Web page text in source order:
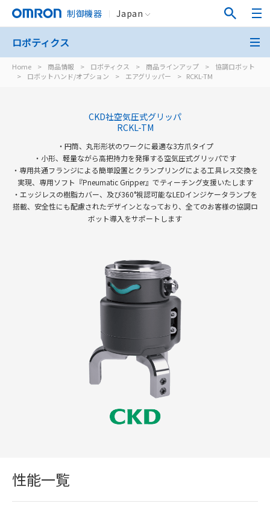
制御機器 Japan
Home > 商品情報 > ロボティクス > 商品ラインアップ >
協調ロボット
>
ロボットハンド/オプション > エアグリッパー > RCKL-TM
ロボティクス
CKD社空気圧式グリッパ
RCKL-TM
・円筒、丸形形状のワークに最適な3方爪タイプ
・小形、軽量ながら高把持力を発揮する空気圧式グリッパです
・専用共通フランジによる簡単設置とクランプリングによる工具レス交換を
実現、専用ソフト『Pneumatic Gripper』でティーチング支援いたします
・エッジレスの樹脂カバー、及び360°視認可能なLEDインジケータランプを
搭載、安全性にも配慮されたデザインとなっており、全てのお客様の協調ロ
ボット導入をサポートします
性能一覧